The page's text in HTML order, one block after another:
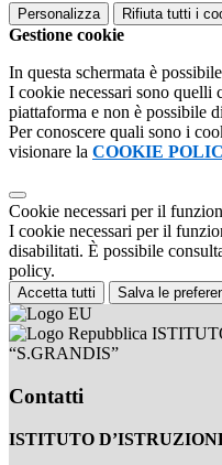
Personalizza Rifiuta tutti i
Gestione cookie
In questa schermata è
I cookie necessari sono quelli
piattaforma e non è possibile
Per conoscere quali sono i
visionare la COOKIE
Cookie necessari per il
I cookie necessari per il
disabilitati. È possibile
policy.
Accetta tutti Salva le
“S.GRANDIS”
Contatti
ISTITUTO